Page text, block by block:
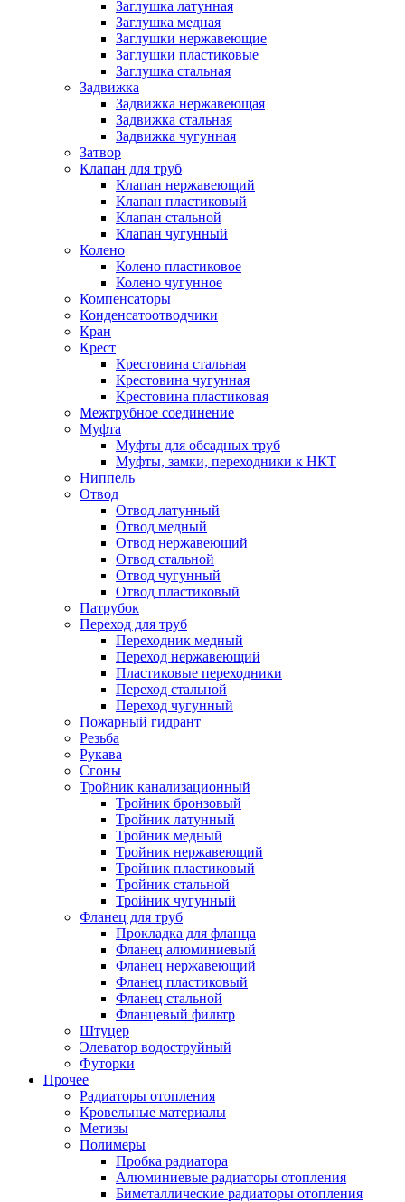
Заглушка латунная
Заглушка медная
Заглушки нержавеющие
Заглушки пластиковые
Заглушка стальная
Задвижка
Задвижка нержавеющая
Задвижка стальная
Задвижка чугунная
Затвор
Клапан для труб
Клапан нержавеющий
Клапан пластиковый
Клапан стальной
Клапан чугунный
Колено
Колено пластиковое
Колено чугунное
Компенсаторы
Конденсатоотводчики
Кран
Крест
Крестовина стальная
Крестовина чугунная
Крестовина пластиковая
Межтрубное соединение
Муфта
Муфты для обсадных труб
Муфты, замки, переходники к НКТ
Ниппель
Отвод
Отвод латунный
Отвод медный
Отвод нержавеющий
Отвод стальной
Отвод чугунный
Отвод пластиковый
Патрубок
Переход для труб
Переходник медный
Переход нержавеющий
Пластиковые переходники
Переход стальной
Переход чугунный
Пожарный гидрант
Резьба
Рукава
Сгоны
Тройник канализационный
Тройник бронзовый
Тройник латунный
Тройник медный
Тройник нержавеющий
Тройник пластиковый
Тройник стальной
Тройник чугунный
Фланец для труб
Прокладка для фланца
Фланец алюминиевый
Фланец нержавеющий
Фланец пластиковый
Фланец стальной
Фланцевый фильтр
Штуцер
Элеватор водоструйный
Футорки
Прочее
Радиаторы отопления
Кровельные материалы
Метизы
Полимеры
Пробка радиатора
Алюминиевые радиаторы отопления
Биметаллические радиаторы отопления